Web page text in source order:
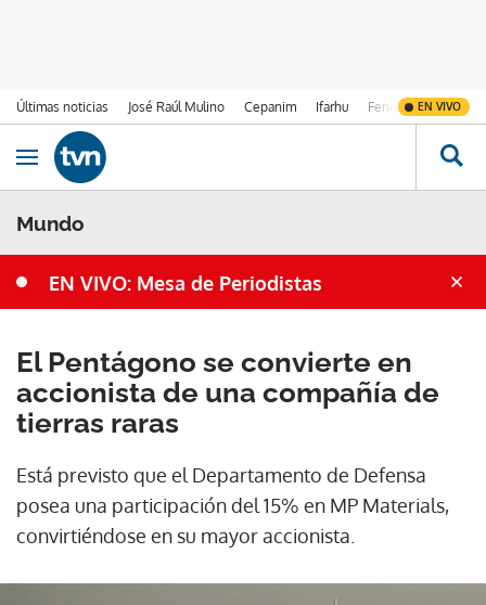
Últimas noticias José Raúl Mulino Cepanim Ifarhu Fenómeno de El
EN VIVO
Ir al contenido
Obrir navegació
Mundo
EN VIVO: Mesa de Periodistas
El Pentágono se convierte en
accionista de una compañía de
tierras raras
Está previsto que el Departamento de Defensa
posea una participación del 15% en MP Materials,
convirtiéndose en su mayor accionista.